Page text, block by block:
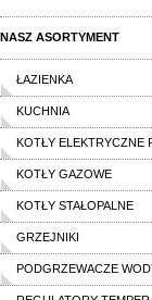
NASZ ASORTYMENT
ŁAZIENKA
KUCHNIA
KOTŁY ELEKTRYCZNE
KOTŁY GAZOWE
KOTŁY STAŁOPALNE
GRZEJNIKI
PODGRZEWACZE